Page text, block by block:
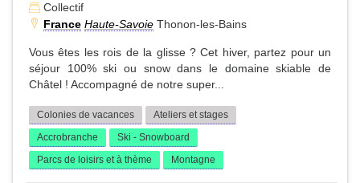
Collectif
France Haute-Savoie Thonon-les-Bains
Vous êtes les rois de la glisse ? Cet hiver, partez pour un
séjour 100% ski ou snow dans le domaine skiable de
Châtel ! Accompagné de notre super...
Colonies de vacances
Ateliers et stages
Accrobranche
Ski - Snowboard
Parcs de loisirs et à thème
Montagne